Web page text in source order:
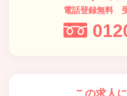
電話登録無料
この求人